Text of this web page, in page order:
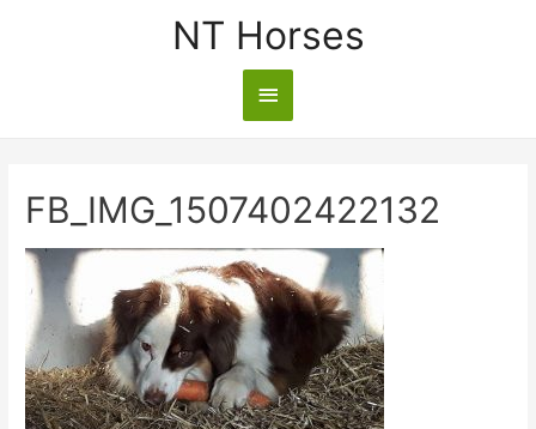
NT Horses
FB_IMG_1507402422132